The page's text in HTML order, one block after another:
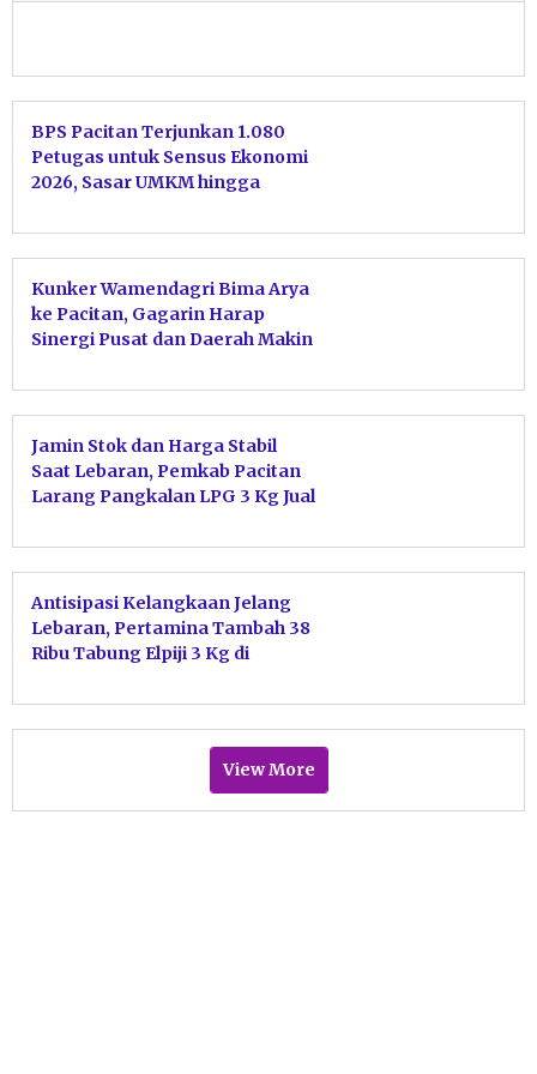
BPS Pacitan Terjunkan 1.080
Petugas untuk Sensus Ekonomi
2026, Sasar UMKM hingga
Kunker Wamendagri Bima Arya
ke Pacitan, Gagarin Harap
Sinergi Pusat dan Daerah Makin
Jamin Stok dan Harga Stabil
Saat Lebaran, Pemkab Pacitan
Larang Pangkalan LPG 3 Kg Jual
Antisipasi Kelangkaan Jelang
Lebaran, Pertamina Tambah 38
Ribu Tabung Elpiji 3 Kg di
View More